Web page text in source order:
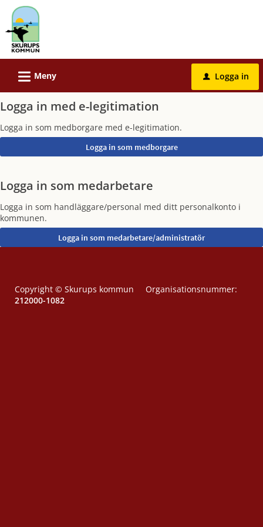
Välkommen
till
tjänster
Skurups
kommun
L Meny u Logga in
Logga in med e-legitimation
Logga in som medborgare med e-legitimation.
Logga in som medarbetare
Logga in som handläggare/personal med ditt personalkonto i
kommunen.
Copyright © Skurups kommun Organisationsnummer:
212000-1082